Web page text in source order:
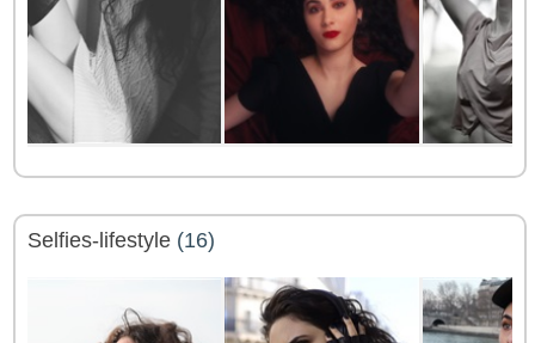
Selfies-lifestyle (16)